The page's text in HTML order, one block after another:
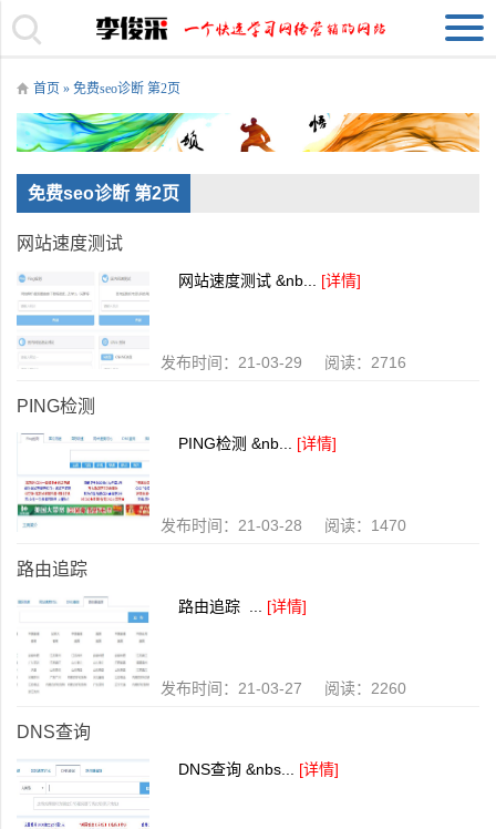
首页 » 免费seo诊断 第2页
免费seo诊断 第2页
网站速度测试
网站速度测试 &nb... [详情]
发布时间：21-03-29 阅读：2716
PING检测
PING检测 &nb... [详情]
发布时间：21-03-28 阅读：1470
路由追踪
路由追踪 ... [详情]
发布时间：21-03-27 阅读：2260
DNS查询
DNS查询 &nbs... [详情]